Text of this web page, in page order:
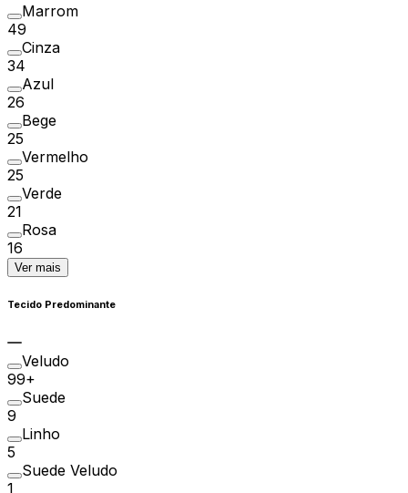
Marrom
49
Cinza
34
Azul
26
Bege
25
Vermelho
25
Verde
21
Rosa
16
Ver mais
Tecido Predominante
Veludo
99+
Suede
9
Linho
5
Suede Veludo
1